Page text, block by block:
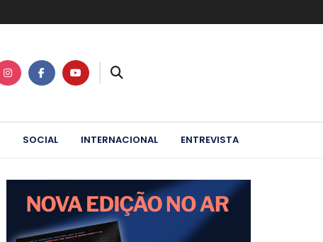
SOCIAL INTERNACIONAL ENTREVISTA